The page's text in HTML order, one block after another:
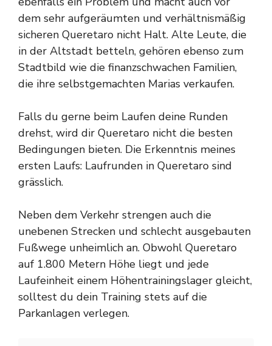
dem sehr aufgeräumten und verhältnismäßig
sicheren Queretaro nicht Halt. Alte Leute, die
in der Altstadt betteln, gehören ebenso zum
Stadtbild wie die finanzschwachen Familien,
die ihre selbstgemachten Marias verkaufen.
Falls du gerne beim Laufen deine Runden
drehst, wird dir Queretaro nicht die besten
Bedingungen bieten. Die Erkenntnis meines
ersten Laufs: Laufrunden in Queretaro sind
grässlich.
Neben dem Verkehr strengen auch die
unebenen Strecken und schlecht ausgebauten
Fußwege unheimlich an. Obwohl Queretaro
auf 1.800 Metern Höhe liegt und jede
Laufeinheit einem Höhentrainingslager gleicht,
solltest du dein Training stets auf die
Parkanlagen verlegen.